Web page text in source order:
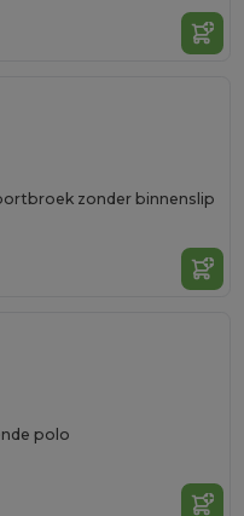
zonder binnenslip
polo